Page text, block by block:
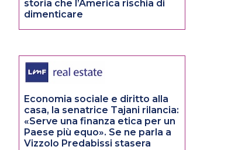
storia che l’America rischia di
dimenticare
Economia sociale e diritto alla
casa, la senatrice Tajani rilancia:
«Serve una finanza etica per un
Paese più equo». Se ne parla a
Vizzolo Predabissi stasera